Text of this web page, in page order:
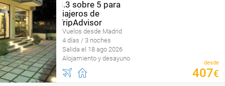
Vuelos desde Madrid
4 días / 3 noches
Salida el 18 ago 2026
Alojamiento y desayuno
desde
407€